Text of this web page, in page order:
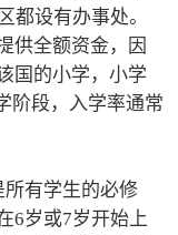
都设有办事处。
供全额资金，因
国的小学，小学
阶段，入学率通常
有学生的必修
6岁或7岁开始上